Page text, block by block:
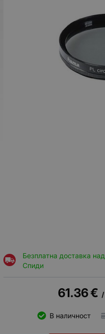
Безплатна доставка над
Спиди
61.36€ /
В наличност